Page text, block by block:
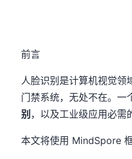
前言
人脸识别是计算机视觉领
门禁系统，无处不在。一
别 ，以及工业级应用必需
本文将使用 MindSpore